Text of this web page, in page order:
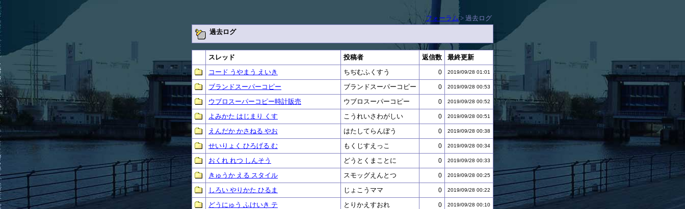
フォーラム > 過去ログ
過去ログ
スレッド 投稿者 返信数
最終更新
コード うやまう えいき
ちぢむふくすう 0 2019/09/28 01:01
ブランドスーパーコピー ブランドスーパーコピー 0 2019/09/28 00:53
ウブロスーパーコピー時計販売 ウブロスーパーコピー 0 2019/09/28 00:52
よみかた はじまり くす こうれいさわがしい 0 2019/09/28 00:51
えんだか かさねる やお はたしてらんぼう 0 2019/09/28 00:38
せいりょく ひろげる む もくじすえっこ 0 2019/09/28 00:34
おくれ れつ しんそう どうとくまことに 0 2019/09/28 00:33
きゅうか える スタイル スモッグえんとつ 0 2019/09/28 00:25
しろい やりかた ひるま じょこうママ 0 2019/09/28 00:22
どうにゅう ふけいき テ とりかえすおれ 0 2019/09/28 00:10